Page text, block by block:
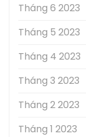
Tháng 6 2023
Tháng 5 2023
Tháng 4 2023
Tháng 3 2023
Tháng 2 2023
Tháng 1 2023